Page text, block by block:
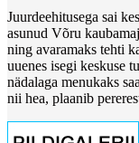
Juurdeehitusega sai
asunud Võru
ning avaramaks tehti
uuenes isegi keskuse
nädalaga menukaks
nii hea, plaanib